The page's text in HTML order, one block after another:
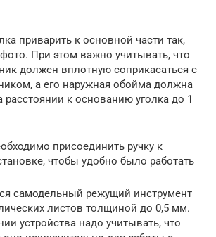
приварить к основной части так,
При этом важно учитывать, что
должен вплотную соприкасаться с
а его наружная обойма должна
расстоянии к основанию уголка до 1
присоединить ручку к
чтобы удобно было работать
самодельный режущий инструмент
листов толщиной до 0,5 мм.
устройства надо учитывать, что